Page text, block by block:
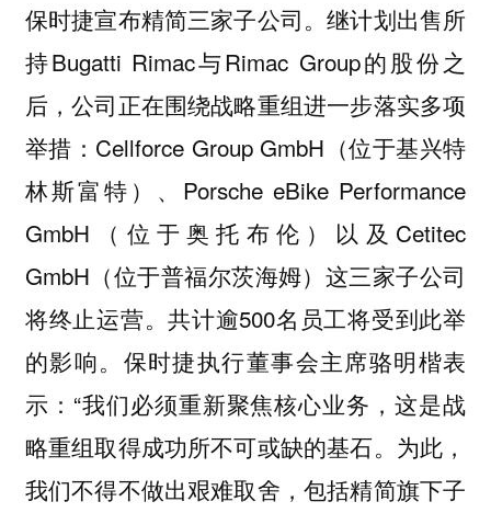
保时捷宣布精简三家子公司。继计划出售所
持Bugatti Rimac与Rimac Group的股份之
后，公司正在围绕战略重组进一步落实多项
举措：Cellforce Group GmbH（位于基兴特
林斯富特）、Porsche eBike Performance
GmbH（位于奥托布伦）以及Cetitec
GmbH（位于普福尔茨海姆）这三家子公司
将终止运营。共计逾500名员工将受到此举
的影响。保时捷执行董事会主席骆明楷表
示：“我们必须重新聚焦核心业务，这是战
略重组取得成功所不可或缺的基石。为此，
我们不得不做出艰难取舍，包括精简旗下子